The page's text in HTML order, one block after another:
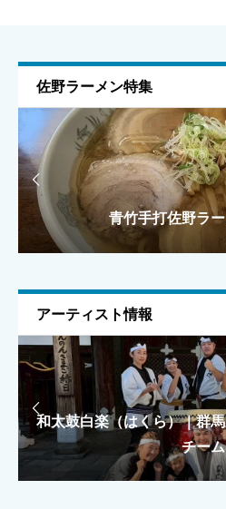
メールアドレス 任意
上に表示された文字を入力してく
総合評価（★1〜5）
佐野ラーメン特集
ラーメ
手打ちラーメ
青竹手打佐野ラ
ラーメ
手打ちラーメ

アーティスト情報
大泉太鼓｜群馬県大泉
もえがみ｜カラフル
魔法学校」ユ
和太鼓白楽（はくら）｜群
チーム
大泉太鼓｜群馬県大泉
もえがみ｜カラフル
魔法学校」ユ
